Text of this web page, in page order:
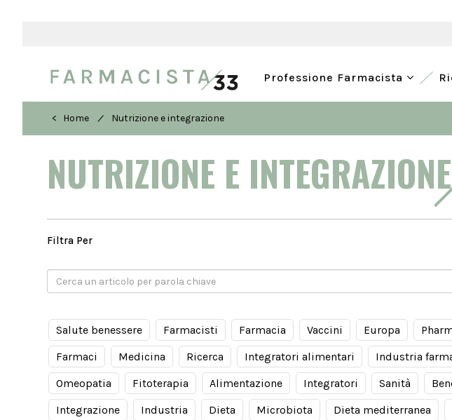
Professione Farmacista
< Home / Nutrizione e integrazione
NUTRIZIONE E
Filtra Per
Salute benessere Farmacisti Farmacia Vaccini Europa
Farmaci
Medicina Ricerca Integratori alimentari Industria
Omeopatia
Fitoterapia Alimentazione Integratori Sanità
Integrazione
Industria Dieta Microbiota Dieta mediterranea